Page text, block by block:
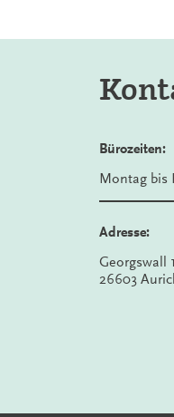
Bürozeiten:
Montag bis
Adresse:
Georgswall
26603